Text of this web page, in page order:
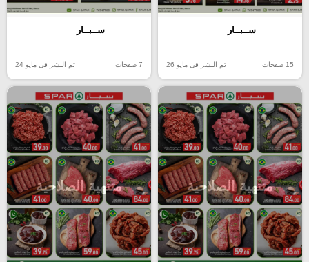
ســبــار
15 صفحات تم النشر في مايو 26
ســبــار
7 صفحات تم النشر في مايو 24
منتهية الصلاحية منتهية الصلاحية